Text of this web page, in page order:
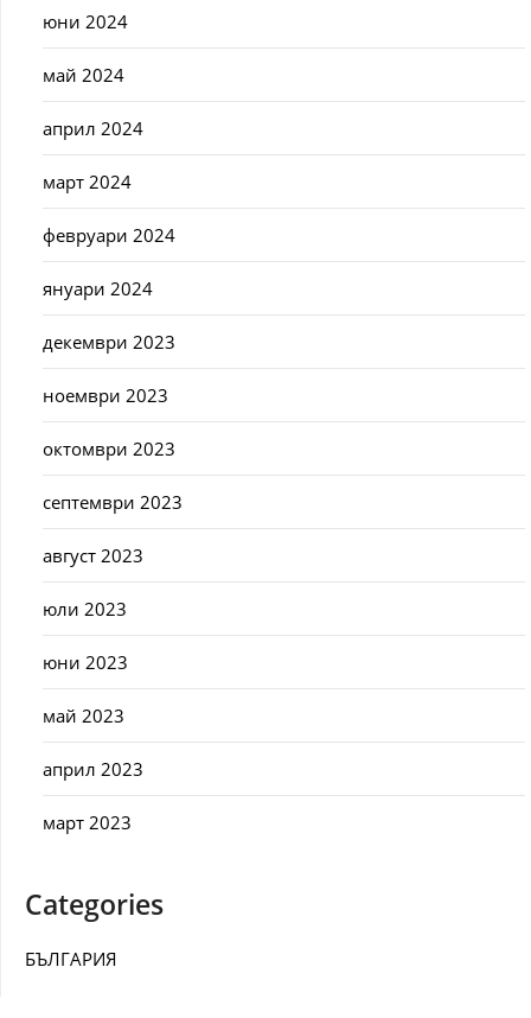
юни 2024
май 2024
април 2024
март 2024
февруари 2024
януари 2024
декември 2023
ноември 2023
октомври 2023
септември 2023
август 2023
юли 2023
юни 2023
май 2023
април 2023
март 2023
Categories
БЪЛГАРИЯ